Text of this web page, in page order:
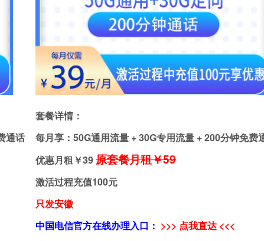
通话
套餐详情：
每月享：50G通用流量 + 30G专用流量 + 200分钟免费
优惠月租￥39原套餐月租￥59
激活过程充值100元
只发安徽
中国电信官方在线办理入口： >>> 点我直达 <<<